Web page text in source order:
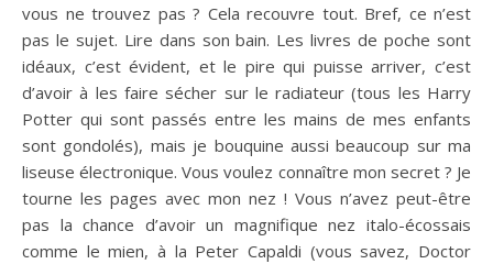
vous ne trouvez pas ? Cela recouvre tout. Bref, ce n’est
pas le sujet. Lire dans son bain. Les livres de poche sont
idéaux, c’est évident, et le pire qui puisse arriver, c’est
d’avoir à les faire sécher sur le radiateur (tous les Harry
Potter qui sont passés entre les mains de mes enfants
sont gondolés), mais je bouquine aussi beaucoup sur ma
liseuse électronique. Vous voulez connaître mon secret ? Je
tourne les pages avec mon nez ! Vous n’avez peut-être
pas la chance d’avoir un magnifique nez italo-écossais
comme le mien, à la Peter Capaldi (vous savez, Doctor